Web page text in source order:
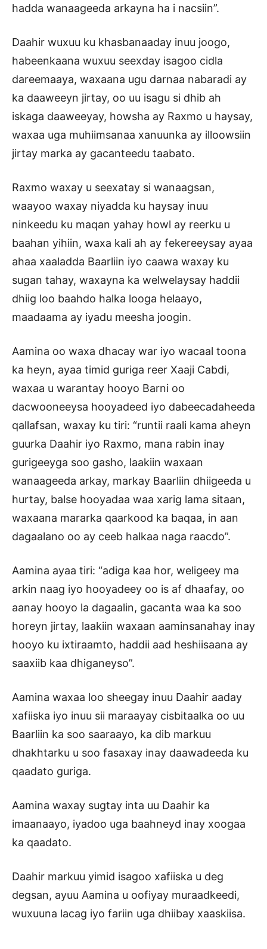
hadda wanaageeda arkayna ha i nacsiin”.
Daahir wuxuu ku khasbanaaday inuu joogo,
habeenkaana wuxuu seexday isagoo cidla
dareemaaya, waxaana ugu darnaa nabaradi ay
ka daaweeyn jirtay, oo uu isagu si dhib ah
iskaga daaweeyay, howsha ay Raxmo u haysay,
waxaa uga muhiimsanaa xanuunka ay illoowsiin
jirtay marka ay gacanteedu taabato.
Raxmo waxay u seexatay si wanaagsan,
waayoo waxay niyadda ku haysay inuu
ninkeedu ku maqan yahay howl ay reerku u
baahan yihiin, waxa kali ah ay fekereeysay ayaa
ahaa xaaladda Baarliin iyo caawa waxay ku
sugan tahay, waxayna ka welwelaysay haddii
dhiig loo baahdo halka looga helaayo,
maadaama ay iyadu meesha joogin.
Aamina oo waxa dhacay war iyo wacaal toona
ka heyn, ayaa timid guriga reer Xaaji Cabdi,
waxaa u warantay hooyo Barni oo
dacwooneeysa hooyadeed iyo dabeecadaheeda
qallafsan, waxay ku tiri: “runtii raali kama aheyn
guurka Daahir iyo Raxmo, mana rabin inay
gurigeeyga soo gasho, laakiin waxaan
wanaageeda arkay, markay Baarliin dhiigeeda u
hurtay, balse hooyadaa waa xarig lama sitaan,
waxaana mararka qaarkood ka baqaa, in aan
dagaalano oo ay ceeb halkaa naga raacdo”.
Aamina ayaa tiri: “adiga kaa hor, weligeey ma
arkin naag iyo hooyadeey oo is af dhaafay, oo
aanay hooyo la dagaalin, gacanta waa ka soo
horeyn jirtay, laakiin waxaan aaminsanahay inay
hooyo ku ixtiraamto, haddii aad heshiisaana ay
saaxiib kaa dhiganeyso”.
Aamina waxaa loo sheegay inuu Daahir aaday
xafiiska iyo inuu sii maraayay cisbitaalka oo uu
Baarliin ka soo saaraayo, ka dib markuu
dhakhtarku u soo fasaxay inay daawadeeda ku
qaadato guriga.
Aamina waxay sugtay inta uu Daahir ka
imaanaayo, iyadoo uga baahneyd inay xoogaa
ka qaadato.
Daahir markuu yimid isagoo xafiiska u deg
degsan, ayuu Aamina u oofiyay muraadkeedi,
wuxuuna lacag iyo fariin uga dhiibay xaaskiisa.